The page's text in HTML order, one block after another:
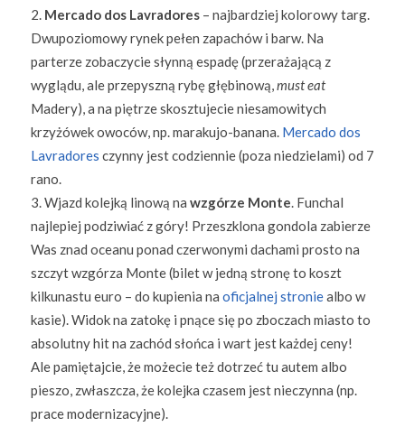
Mercado dos Lavradores– najbardziej kolorowy targ.
Dwupoziomowy rynek pełen zapachów i barw. Na
parterze zobaczycie słynną espadę (przerażającą z
wyglądu, ale przepyszną rybę głębinową,must eat
Madery), a na piętrze skosztujecie niesamowitych
krzyżówek owoców, np. marakujo-banana. Mercado dos
Lavradores czynny jest codziennie (poza niedzielami) od 7
rano.
Wjazd kolejką linową na wzgórze Monte. Funchal
najlepiej podziwiać z góry! Przeszklona gondola zabierze
Was znad oceanu ponad czerwonymi dachami prosto na
szczyt wzgórza Monte (bilet w jedną stronę to koszt
kilkunastu euro – do kupienia na oficjalnej stroniealbo w
kasie). Widok na zatokę i pnące się po zboczach miasto to
absolutny hit na zachód słońca i wart jest każdej ceny!
Ale pamiętajcie, że możecie też dotrzeć tu autem albo
pieszo, zwłaszcza, że kolejka czasem jest nieczynna (np.
prace modernizacyjne).